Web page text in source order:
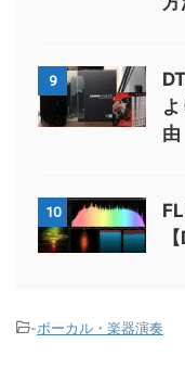
9
由
10
-ボーカル・楽器演奏